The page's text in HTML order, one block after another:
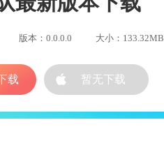
版本：0.0.0.0 大小：133.32MB